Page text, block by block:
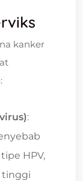
kanker
:
HPV,
tinggi